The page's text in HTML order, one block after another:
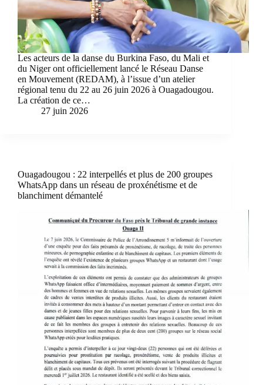
Les acteurs de la danse du Burkina Faso, du Mali et
du Niger ont officiellement lancé le Réseau Danse
en Mouvement (REDAM), à l’issue d’un atelier
régional tenu du 22 au 26 juin 2026 à Ouagadougou.
La création de ce…
27 juin 2026
Ouagadougou : 22 interpellés et plus de 200 groupes
WhatsApp dans un réseau de proxénétisme et de
blanchiment démantelé